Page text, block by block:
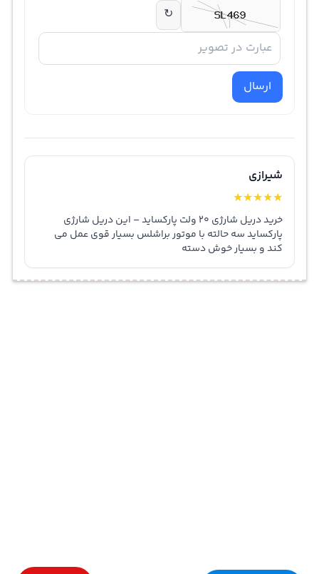
↻
ارسال
شیرازی
★
★
★
★
★
خرید دریل شارژی 20 ولت پارکساید – این دریل شارژی
پارکساید سه حالته با موتور براشلس بسیار قوی عمل می
کند و بسیار خوش دسته